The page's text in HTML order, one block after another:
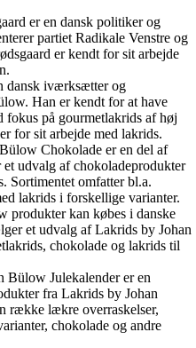
er en dansk politiker og
partiet Radikale Venstre og
er kendt for sit arbejde
dansk iværksætter og
Han er kendt for at have
fokus på gourmetlakrids af høj
for sit arbejde med lakrids.
Chokolade er en del af
udvalg af chokoladeprodukter
Sortimentet omfatter bl.a.
lakrids i forskellige varianter.
produkter kan købes i danske
et udvalg af Lakrids by Johan
chokolade og lakrids til
Bülow Julekalender er en
fra Lakrids by Johan
række lækre overraskelser,
chokolade og andre